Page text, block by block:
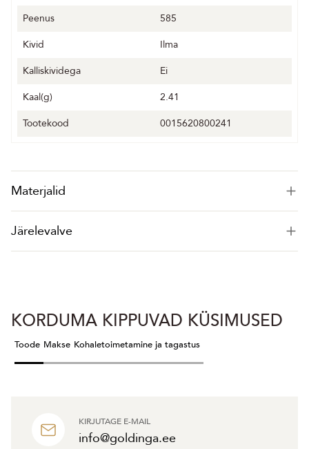
Peenus
585
Kivid
Ilma
Kalliskividega
Ei
Kaal(g)
2.41
Tootekood
0015620800241
Materjalid
Järelevalve
KIRJUTAGE E-MAIL
info@goldinga.ee
KORDUMA KIPPUVAD KÜSIMUSED
Toode Makse Kohaletoimetamine ja tagastus